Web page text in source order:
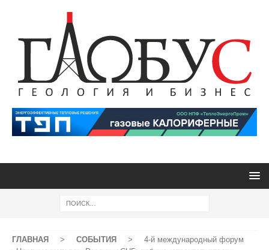
ГЛАВНАЯ > СОБЫТИЯ >
4-й международный форум